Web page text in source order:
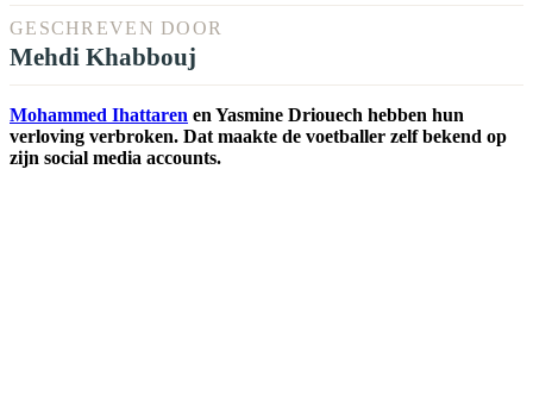
GESCHREVEN DOOR
Mehdi Khabbouj
Mohammed Ihattaren en Yasmine Driouech hebben hun
verloving verbroken. Dat maakte de voetballer zelf bekend op
zijn social media accounts.